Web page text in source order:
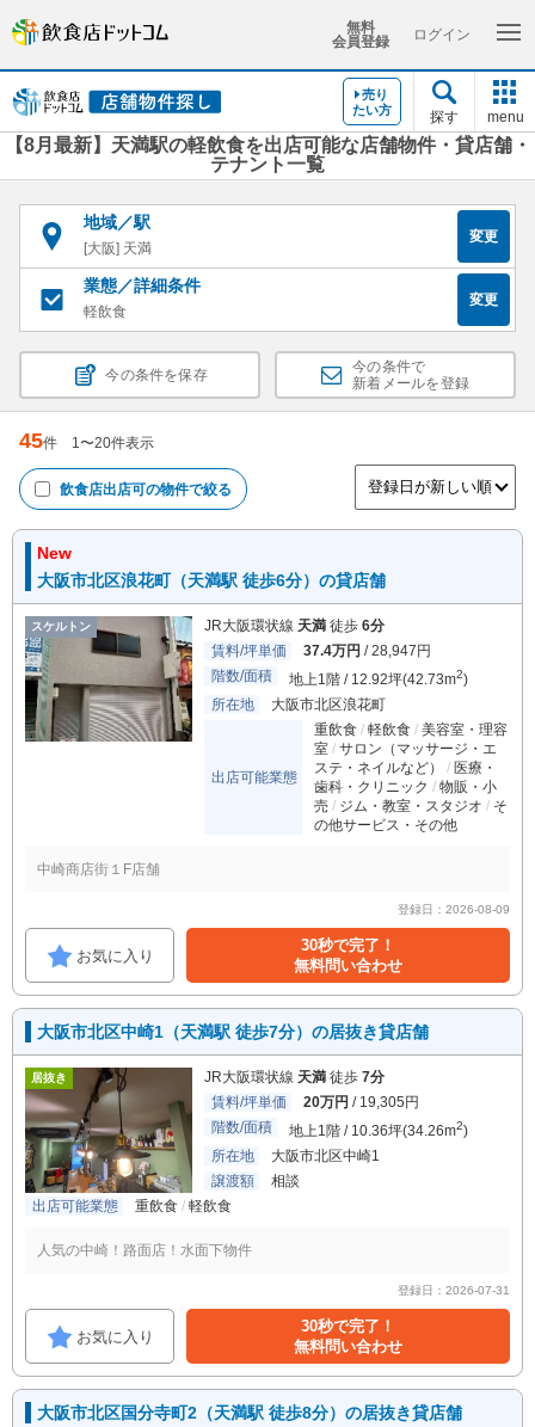
無料
会員登録
ログイン
売り
たい方
探す menu
【8月最新】天満駅の軽飲食を出店可能な店舗物件・貸店舗・
テナント一覧
地域／駅
[大阪] 天満
変更
業態／詳細条件
軽飲食
変更
今の条件を保存
今の条件で
新着メールを登録
45件 1〜20件表示
飲食店出店可の物件で絞る
New
大阪市北区浪花町（天満駅 徒歩6分）の貸店舗
スケルトン JR大阪環状線 天満 徒歩 6分
賃料/坪単価
37.4万円 / 28,947円
階数/面積
地上1階 / 12.92坪(42.73m2)
所在地
大阪市北区浪花町
出店可能業態
重飲食 軽飲食
美容室・理容
室
サロン（マッサージ・エ
ステ・ネイルなど）
医療・
歯科・クリニック
物販・小
売
ジム・教室・スタジオ
そ
の他サービス・その他
中崎商店街１F店舗
登録日：2026-08-09
お気に入り
30秒で完了！
無料問い合わせ
大阪市北区中崎1（天満駅 徒歩7分）の居抜き貸店舗
居抜き JR大阪環状線 天満 徒歩 7分
賃料/坪単価
20万円 / 19,305円
階数/面積
地上1階 / 10.36坪(34.26m2)
所在地
大阪市北区中崎1
譲渡額
相談
出店可能業態
重飲食 軽飲食
人気の中崎！路面店！水面下物件
登録日：2026-07-31
お気に入り
30秒で完了！
無料問い合わせ
大阪市北区国分寺町2（天満駅 徒歩8分）の居抜き貸店舗